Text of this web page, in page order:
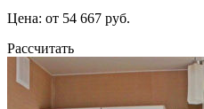
Цена: от 54 667 руб.
Рассчитать